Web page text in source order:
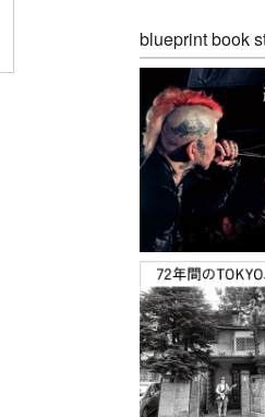
blueprint book